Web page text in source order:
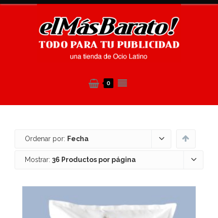
0
Ordenar por: Fecha
Mostrar: 36 Productos por página